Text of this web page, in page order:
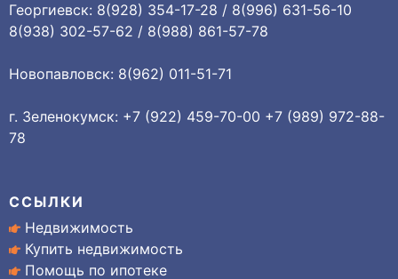
Георгиевск: 8(928) 354-17-28 / 8(996) 631-56-10
8(938) 302-57-62 / 8(988) 861-57-78
Новопавловск: 8(962) 011-51-71
г. Зеленокумск: +7 (922) 459-70-00 +7 (989) 972-88-
78
ССЫЛКИ
Недвижимость
Купить недвижимость
Помощь по ипотеке